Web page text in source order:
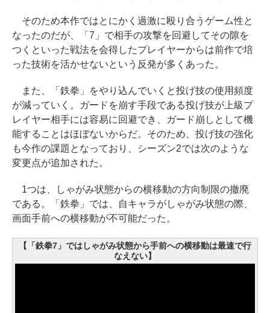
そのため本作ではとにかく過激に殴り合うゲーム性と
なったのだが、「7」で相手の攻撃を回避してその隙を
つくといった戦法を会得したプレイヤーからは前作で培
った技術を活かせないという反発が多くあった。
また、「鉄拳」をやり込んでいくと投げ技の使用頻度
が減っていく。ガードを崩す手段である投げ技が上級プ
レイヤー相手には容易に回避でき、ガード崩しとして機
能することはほぼないからだ。そのため、投げ技の強化
も今作の課題となっており、シーズン2では次のような
変更点が追加された。
1つは、しゃがみ状態からの横移動の方向制限の撤廃
である。「鉄拳」では、自キャラがしゃがみ状態の際、
画面手前への横移動が不可能だった。
【「鉄拳7」ではしゃがみ状態から手前への横移動は最速で行
なえない】